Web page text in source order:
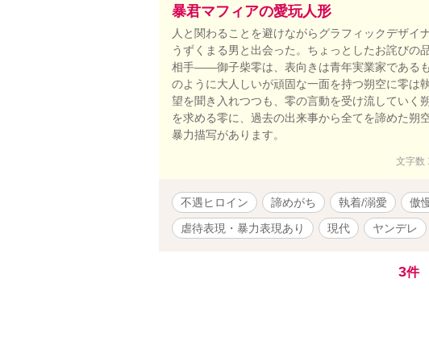
暴君マフィアの愛玩人形
人と関わることを避けながらグラフィックデザイ
うずくまる男と出会った。ちょっとしたお詫びの
相手――御子柴零は、表向きは青年実業家である
のように大人しいが頑固な一面を持つ朔空に零は
望を聞き入れつつも、零の言動を受け流していく
を求める零に、過去の出来事から全てを諦めた朔
暴力描写があります。
文字数
不遇ヒロイン 諦めがち 執着/溺愛 傲
虐待表現・暴力表現あり
現代 ヤンデレ
3件